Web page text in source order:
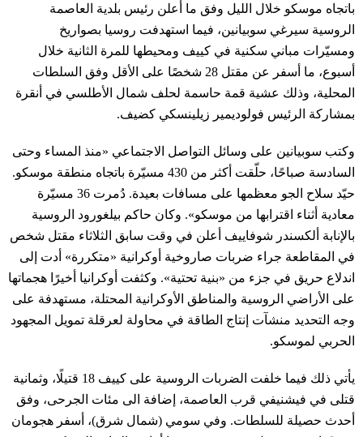
باتجاه موسكو خلال الليل وفق ما أعلن رئيس بلدية العاصمة
الروسية سيرغي سوبيانين، فيما استهدفت روسيا بصواريخ
ومسيّرات مباني سكنية في كييف ومحيطها للمرة الثانية خلال
أسبوع، ما أسفر عن مقتل 28 شخصًا على الأقل وفق السلطات
المحلية، وذلك عشية قمة حاسمة لحلف شمال الأطلسي في أنقرة
بمشاركة الرئيس فولوديمير زيلينسكي كضيف.
وكتب سوبيانين على وسائل التواصل الاجتماعي «منذ المساء وحتى
السادسة صباحًا، حلّقت أكثر من 430 مسيّرة باتجاه منطقة موسكو.
حيّد سلاح الجو معظمها على مسافات بعيدة. دُمرت 36 مسيّرة
معادية أثناء اقترابها من موسكو». وكان حاكم بيلغورود الروسية
بالإنابة ألكسندر شوفاييف أعلن في وقت سابق الثلاثاء مقتل شخص
في المقاطعة جراء ضربات صاروخية أوكرانية «متكررة» أدت إلى
اندلاع حريق في جزء من «بنية تحتية». وكثفت أوكرانيا أخيرًا هجماتها
على الأراضي الروسية والمناطق الأوكرانية المحتلة، مستهدفة على
وجه التحديد منشآت إنتاج الطاقة في محاولة لعرقلة تمويل المجهود
الحربي لموسكو.
يأتي ذلك فيما خلفت الضربات الروسية على كييف 18 قتيلًا، وثمانية
قتلى في فيشنيفي قرب العاصمة، إضافة الى مئات الجرحى، وفق
أحدث حصيلة للسلطات. وفي سومي (شمال شرق)، أسفر هجومان